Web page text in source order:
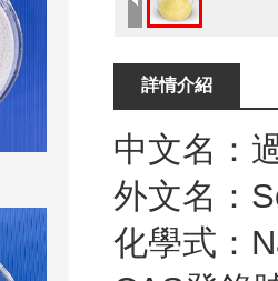
詳情介紹
中文名：
外文名： S
化學式：